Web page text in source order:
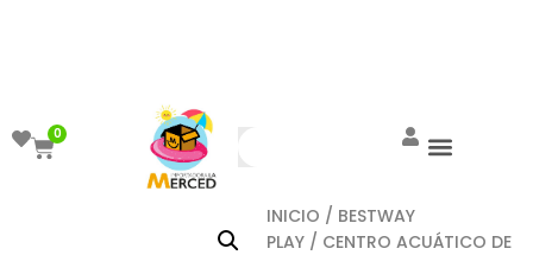
0
INICIO / BESTWAY
PLAY / CENTRO ACUÁTICO DE